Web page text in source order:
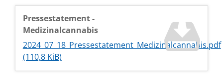
Pressestatement -
Medizinalcannabis
2024_07_18_Pressestatement_Medizinalcannabis.pdf
(110,8 KiB)